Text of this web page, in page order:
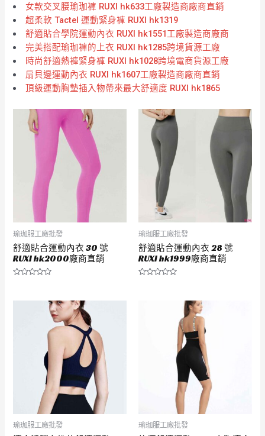
女款交叉腰瑜珈褲 RUXI hk633工廠製造商廠商直銷
超柔軟 Tactel 運動緊身褲 RUXI hk1319
舒適貼合學院運動內衣 RUXI hk1551工廠製造商廠商
完美搭配瑜珈褲的上衣 RUXI hk1285跨境貨源工廠
時尚舒適熱褲緊身褲 RUXI hk1028跨境電商貨源工廠
扇貝邊運動內衣 RUXI hk1607工廠製造商廠商直銷
頂級運動胸墊插入物帶來最大舒適度 RUXI hk1865
瑜珈服工廠批發
舒適貼合運動內衣 30 號
RUXI hk2000廠商直銷
瑜珈服工廠批發
舒適貼合運動內衣 28 號
RUXI hk1999廠商直銷
瑜珈服工廠批發 瑜珈服工廠批發